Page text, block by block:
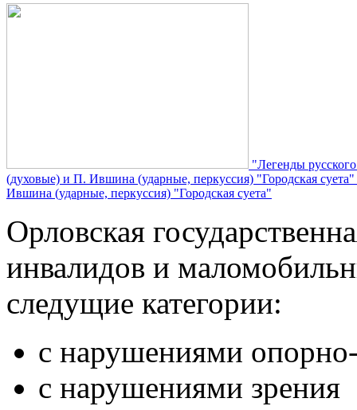
"Легенды
(духовые) и П. Ившина (ударные, перкуссия) "Городская суета"
Ившина (ударные, перкуссия) "Городская суета"
Орловская
инвалидов и
следущие категории:
с нарушениями опорно-
с нарушениями зрения